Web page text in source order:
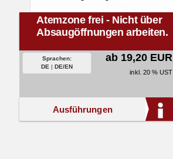
Atemzone frei - Nicht über
Absaugöffnungen arbeiten.
Sprachen:
DE
DE/EN
ab 19,20 EUR
inkl. 20 % UST
Ausführungen